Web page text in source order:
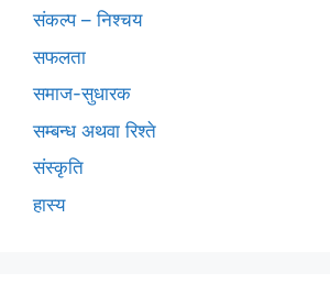
संकल्प – निश्चय
सफलता
समाज-सुधारक
सम्बन्ध अथवा रिश्ते
संस्कृति
हास्य